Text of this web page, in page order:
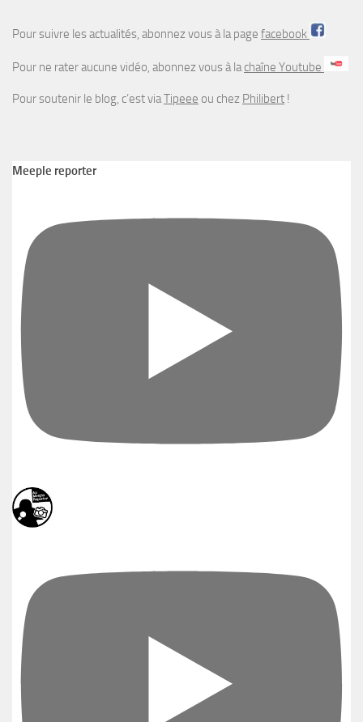
Pour suivre les actualités, abonnez vous à la page facebook
Pour ne rater aucune vidéo, abonnez vous à lachaîne Youtube
Pour soutenir le blog, c’est viaTipeee ou chez Philibert !
Meeple reporter